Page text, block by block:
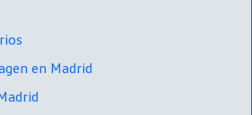
en Madrid